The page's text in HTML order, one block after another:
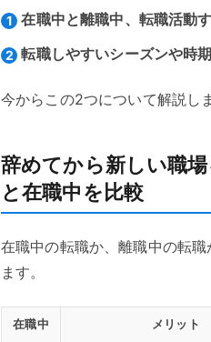
在職中と離職中、転職活動
転職しやすいシーズンや時
今からこの2つについて解説し
辞めてから新しい職
と在職中を比較
在職中の転職か、離職中の転
ます。
在職中 メリット